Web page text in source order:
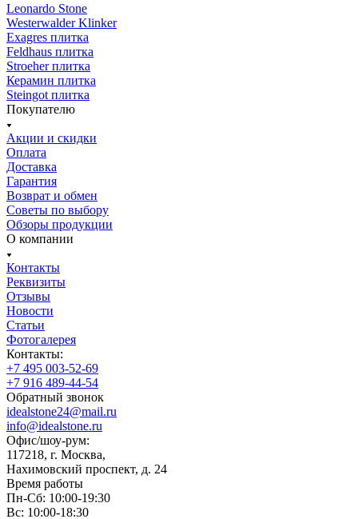
Leonardo Stone
Westerwalder Klinker
Exagres плитка
Feldhaus плитка
Stroeher плитка
Керамин плитка
Steingot плитка
Покупателю
Акции и скидки
Оплата
Доставка
Гарантия
Возврат и обмен
Советы по выбору
Обзоры продукции
О компании
Контакты
Реквизиты
Отзывы
Новости
Статьи
Фотогалерея
Контакты:
+7 495 003-52-69
+7 916 489-44-54
Обратный звонок
idealstone24@mail.ru
info@idealstone.ru
Офис/шоу-рум:
117218, г. Москва,
Нахимовский проспект, д. 24
Время работы
Пн-Сб: 10:00-19:30
Вс: 10:00-18:30